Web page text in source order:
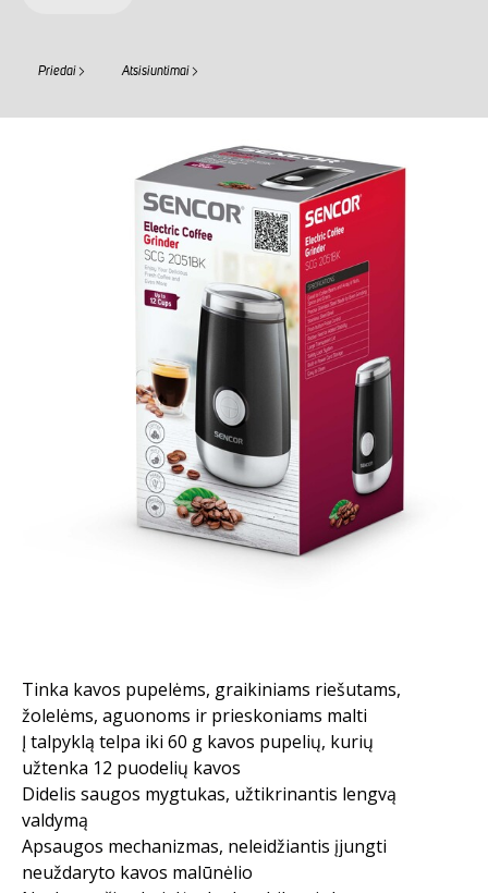
Priedai Atsisiuntimai
Tinka kavos pupelėms, graikiniams riešutams,
žolelėms, aguonoms ir prieskoniams malti
Į talpyklą telpa iki 60 g kavos pupelių, kurių
užtenka 12 puodelių kavos
Didelis saugos mygtukas, užtikrinantis lengvą
valdymą
Apsaugos mechanizmas, neleidžiantis įjungti
neuždaryto kavos malūnėlio